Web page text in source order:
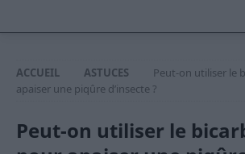
ACCUEIL ASTUCES
Peut-on utiliser le
apaiser une piqûre d’insecte ?
Peut-on utiliser le